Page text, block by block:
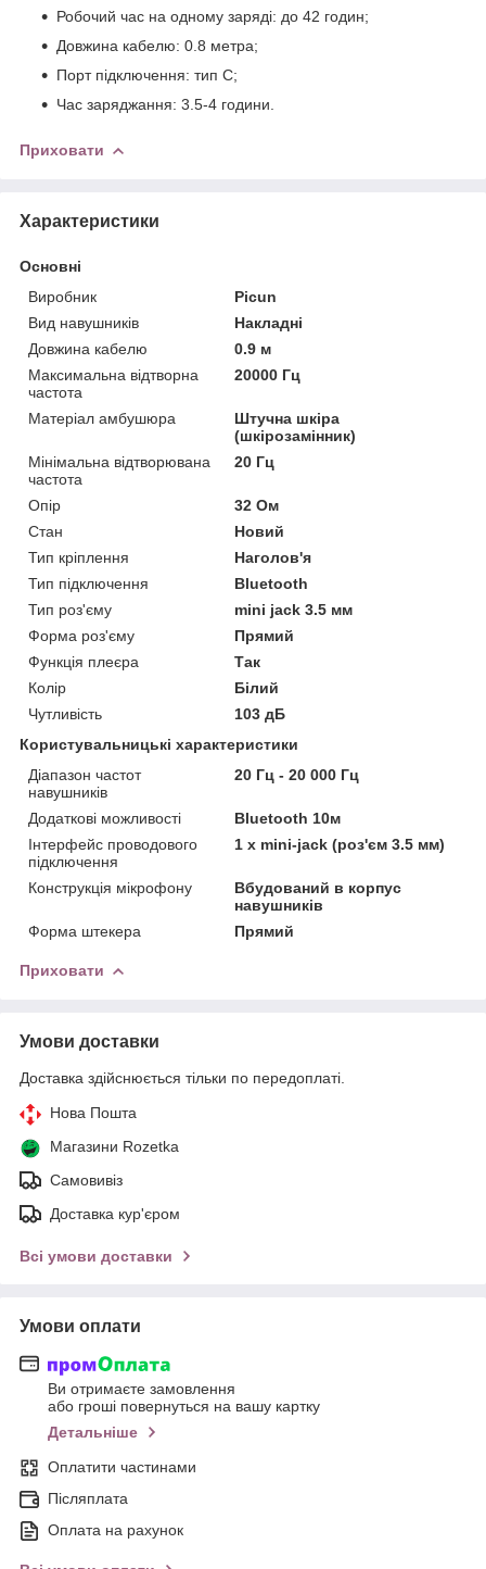
Робочий час на одному заряді: до 42 годин;
Довжина кабелю: 0.8 метра;
Порт підключення: тип C;
Час заряджання: 3.5-4 години.
Приховати
Характеристики
Основні
Виробник
Picun
Вид навушників
Накладні
Довжина кабелю
0.9 м
Максимальна відтворна
частота
20000 Гц
Матеріал амбушюра
Штучна шкіра
(шкірозамінник)
Мінімальна відтворювана
частота
20 Гц
Опір
32 Ом
Стан
Новий
Тип кріплення
Наголов'я
Тип підключення
Bluetooth
Тип роз'єму
mini jack 3.5 мм
Форма роз'єму
Прямий
Функція плеєра
Так
Колір
Білий
Чутливість
103 дБ
Користувальницькі характеристики
Діапазон частот
навушників
20 Гц - 20 000 Гц
Додаткові можливості
Bluetooth 10м
Інтерфейс проводового
підключення
1 x mini-jack (роз'єм 3.5 мм)
Конструкція мікрофону
Вбудований в корпус
навушників
Форма штекера
Прямий
Приховати
Умови доставки
Доставка здійснюється тільки по передоплаті.
Нова Пошта
Магазини Rozetka
Самовивіз
Доставка кур'єром
Всі умови доставки
Умови оплати
Ви отримаєте замовлення
або гроші повернуться на вашу картку
Детальніше
Оплатити частинами
Післяплата
Оплата на рахунок